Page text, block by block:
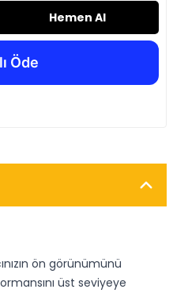
Hemen Al
ön görünümünü
üst seviyeye